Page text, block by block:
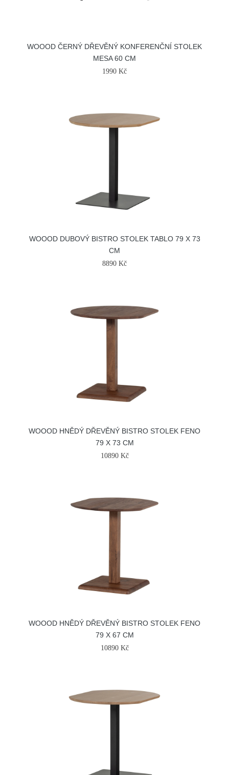
WOOOD ČERNÝ DŘEVĚNÝ KONFERENČNÍ STOLEK
MESA 60 CM
1990 Kč
WOOOD DUBOVÝ BISTRO STOLEK TABLO 79 X 73
CM
8890 Kč
WOOOD HNĚDÝ DŘEVĚNÝ BISTRO STOLEK FENO
79 X 73 CM
10890 Kč
WOOOD HNĚDÝ DŘEVĚNÝ BISTRO STOLEK FENO
79 X 67 CM
10890 Kč